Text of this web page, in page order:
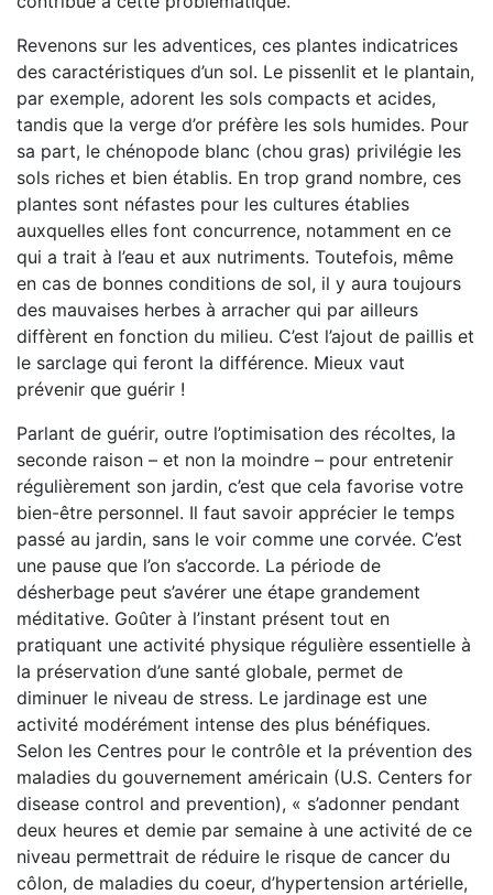
Revenons sur les adventices, ces plantes indicatrices
des caractéristiques d’un sol. Le pissenlit et le plantain,
par exemple, adorent les sols compacts et acides,
tandis que la verge d’or préfère les sols humides. Pour
sa part, le chénopode blanc (chou gras) privilégie les
sols riches et bien établis. En trop grand nombre, ces
plantes sont néfastes pour les cultures établies
auxquelles elles font concurrence, notamment en ce
qui a trait à l’eau et aux nutriments. Toutefois, même
en cas de bonnes conditions de sol, il y aura toujours
des mauvaises herbes à arracher qui par ailleurs
diffèrent en fonction du milieu. C’est l’ajout de paillis et
le sarclage qui feront la différence. Mieux vaut
prévenir que guérir !
Parlant de guérir, outre l’optimisation des récoltes, la
seconde raison – et non la moindre – pour entretenir
régulièrement son jardin, c’est que cela favorise votre
bien-être personnel. Il faut savoir apprécier le temps
passé au jardin, sans le voir comme une corvée. C’est
une pause que l’on s’accorde. La période de
désherbage peut s’avérer une étape grandement
méditative. Goûter à l’instant présent tout en
pratiquant une activité physique régulière essentielle à
la préservation d’une santé globale, permet de
diminuer le niveau de stress. Le jardinage est une
activité modérément intense des plus bénéfiques.
Selon les Centres pour le contrôle et la prévention des
maladies du gouvernement américain (U.S. Centers for
disease control and prevention), « s’adonner pendant
deux heures et demie par semaine à une activité de ce
niveau permettrait de réduire le risque de cancer du
côlon, de maladies du coeur, d’hypertension artérielle,